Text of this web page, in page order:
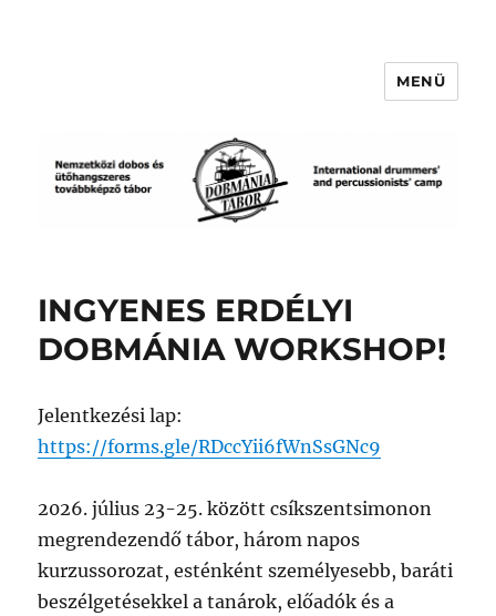
MENÜ
INGYENES ERDÉLYI
DOBMÁNIA WORKSHOP!
Jelentkezési lap:
https://forms.gle/RDccYii6fWnSsGNc9
2026. július 23-25. között csíkszentsimonon
megrendezendő tábor, három napos
kurzussorozat, esténként személyesebb, baráti
beszélgetésekkel a tanárok, előadók és a